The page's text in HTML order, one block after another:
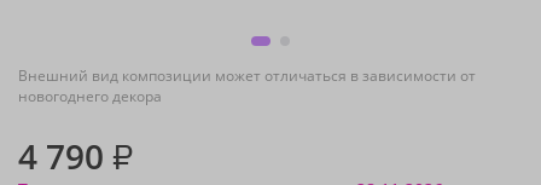
Внешний вид композиции может отличаться в зависимости от
новогоднего декора
4 790 ₽